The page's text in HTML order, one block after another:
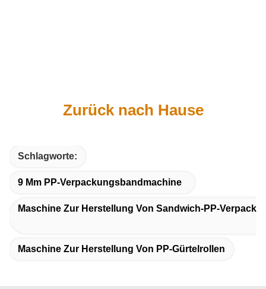
Zurück nach Hause
Schlagworte:
9 Mm PP-Verpackungsbandmachine
Maschine Zur Herstellung Von Sandwich-PP-
Maschine Zur Herstellung Von PP-Gürtelrollen